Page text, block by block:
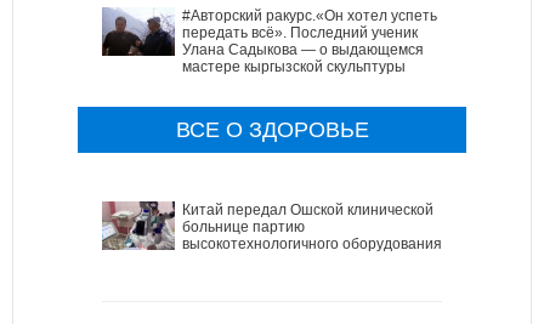
#Авторский ракурс.«Он хотел успеть
передать всё». Последний ученик
Улана Садыкова — о выдающемся
мастере кыргызской скульптуры
ВСЕ О ЗДОРОВЬЕ
Китай передал Ошской клинической
больнице партию
высокотехнологичного оборудования